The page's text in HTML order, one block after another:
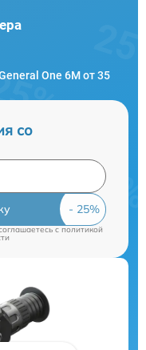
One 6M от 35
со
cполитикой